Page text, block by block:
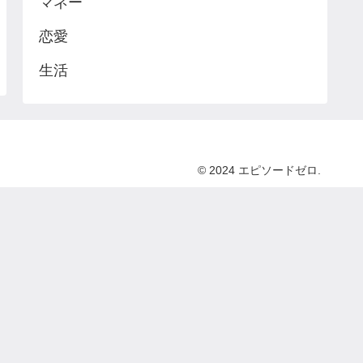
恋愛
生活
© 2024 エピソードゼロ.